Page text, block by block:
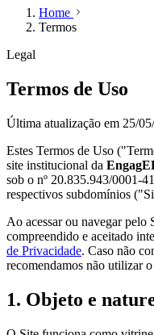
Home
Termos
Legal
Termos de Uso
Última atualização em 25/
Estes Termos de Uso
site institucional da
sob o nº 20.835.943/0001-
respectivos subdomínios
Ao acessar ou navegar pelo
compreendido e aceitado
de Privacidade. Caso não
recomendamos não utilizar
1. Objeto e